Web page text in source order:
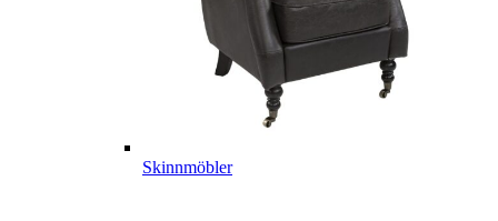
Skinnmöbler